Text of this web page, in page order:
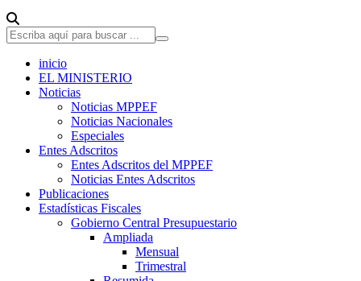
inicio
EL MINISTERIO
Noticias
Noticias MPPEF
Noticias Nacionales
Especiales
Entes Adscritos
Entes Adscritos del MPPEF
Noticias Entes Adscritos
Publicaciones
Estadísticas Fiscales
Gobierno Central Presupuestario
Ampliada
Mensual
Trimestral